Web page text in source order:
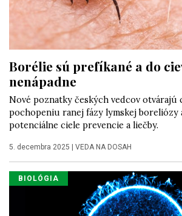
Borélie sú prefíkané a do
nenápadne
Nové poznatky českých vedcov otvárajú
pochopeniu ranej fázy lymskej boreliózy
potenciálne ciele prevencie a liečby.
5. decembra 2025 VEDA NA DOSAH
BIOLÓGIA